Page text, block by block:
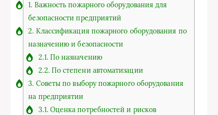
1. Важность пожарного оборудования для
безопасности предприятий
2. Классификация пожарного оборудования по
назначению и безопасности
2.1.По назначению
2.2.По степени автоматизации
3. Советы по выбору пожарного оборудования
на предприятии
3.1.Оценка потребностей и рисков